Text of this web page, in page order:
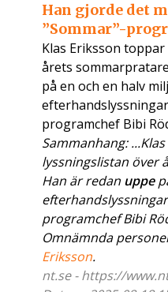
Han gjorde det
”Sommar”-
Klas Eriksson
årets
på en och en halv
programchef Bibi
Sammanhang:
lyssningslistan över
Han är redan uppe
programchef Bibi
Omnämnda
Eriksson.
nt.se - https://